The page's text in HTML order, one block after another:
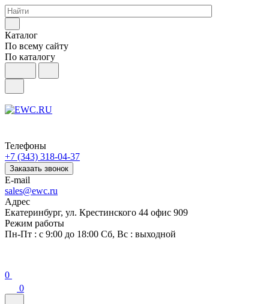
Каталог
По всему сайту
По каталогу
Телефоны
+7 (343) 318-04-37
Заказать звонок
E-mail
sales@ewc.ru
Адрес
Екатеринбург, ул. Крестинского 44 офис 909
Режим работы
Пн-Пт : с 9:00 до 18:00 Сб, Вс : выходной
0
0